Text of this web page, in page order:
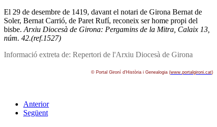
El 29 de desembre de 1419, davant el notari de Girona Bernat de
Soler, Bernat Carrió, de Paret Rufí­, reconeix ser home propi del
bisbe. Arxiu Diocesà de Girona: Pergamins de la Mitra, Calaix 13,
núm. 42.(ref.1527)
Informació extreta de: Repertori de l'Arxiu Diocesà de Girona
© Portal Gironí­ d'Història i Genealogia (www.portalgironi.cat)
Anterior
Següent